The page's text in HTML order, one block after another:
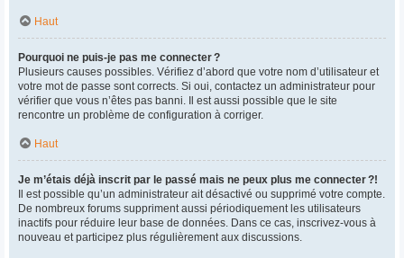
Haut
Pourquoi ne puis-je pas me connecter ?
Plusieurs causes possibles. Vérifiez d’abord que votre nom d’utilisateur et
votre mot de passe sont corrects. Si oui, contactez un administrateur pour
vérifier que vous n’êtes pas banni. Il est aussi possible que le site
rencontre un problème de configuration à corriger.
Haut
Je m’étais déjà inscrit par le passé mais ne peux plus me connecter ?!
Il est possible qu’un administrateur ait désactivé ou supprimé votre compte.
De nombreux forums suppriment aussi périodiquement les utilisateurs
inactifs pour réduire leur base de données. Dans ce cas, inscrivez-vous à
nouveau et participez plus régulièrement aux discussions.